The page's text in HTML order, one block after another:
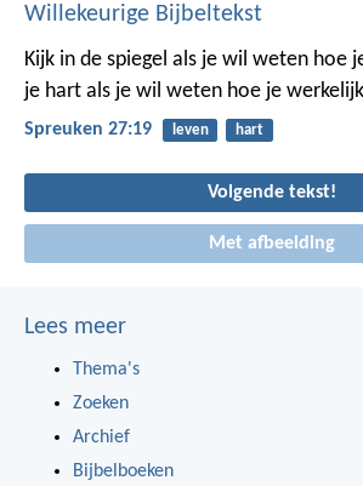
Willekeurige Bijbeltekst
Kijk in de spiegel als je wil weten hoe
je hart als je wil weten hoe je
Spreuken 27:19 leven hart
Volgende tekst!
Met afbeelding
Lees meer
Thema's
Zoeken
Archief
Bijbelboeken